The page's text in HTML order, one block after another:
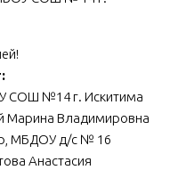
СОШ №14 г. Искитима
Марина Владимировна
МБДОУ д/с № 16
Анастасия